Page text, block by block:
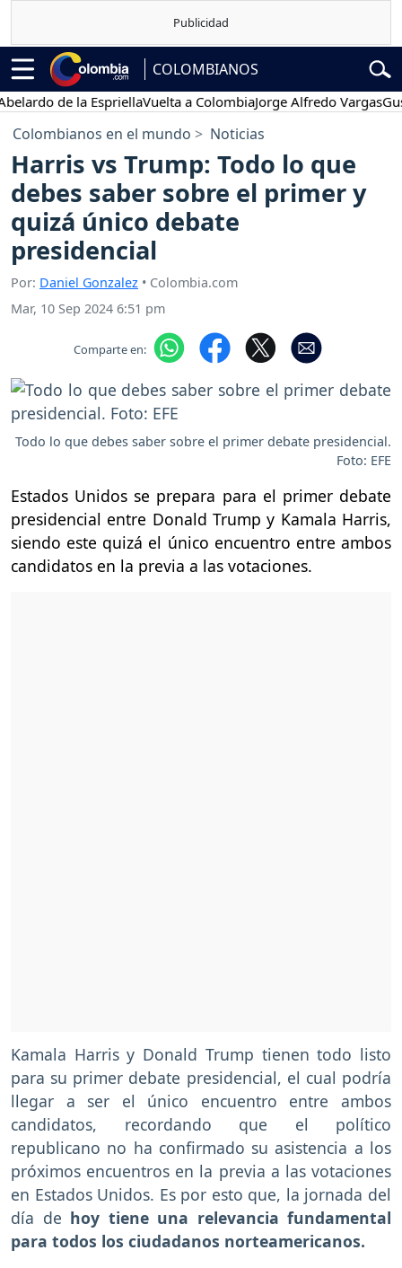
COLOMBIANOS
de la EspriellaVuelta a ColombiaJorge Alfredo Vargas Gustavo
Colombianos en el mundo Noticias
Harris vs Trump: Todo lo que
debes saber sobre el primer y
quizá único debate
presidencial
Por: Daniel Gonzalez • Colombia.com
Mar, 10 Sep 2024 6:51 pm
Comparte en:
Todo lo que debes saber sobre el primer debate presidencial.
Foto: EFE
Estados Unidos se prepara para el primer debate
presidencial entre Donald Trump y Kamala Harris,
siendo este quizá el único encuentro entre ambos
candidatos en la previa a las votaciones.
Kamala Harris y Donald Trump tienen todo listo
para su primer debate presidencial, el cual podría
llegar a ser el único encuentro entre ambos
candidatos, recordando que el político
republicano no ha confirmado su asistencia a los
próximos encuentros en la previa a las votaciones
en Estados Unidos. Es por esto que, la jornada del
día de hoy tiene una relevancia fundamental
para todos los ciudadanos norteamericanos.